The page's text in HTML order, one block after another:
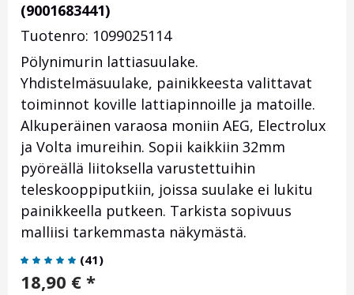
(9001683441)
Tuotenro: 1099025114
Pölynimurin lattiasuulake.
Yhdistelmäsuulake, painikkeesta valittavat
toiminnot koville lattiapinnoille ja matoille.
Alkuperäinen varaosa moniin AEG, Electrolux
ja Volta imureihin. Sopii kaikkiin 32mm
pyöreällä liitoksella varustettuihin
teleskooppiputkiin, joissa suulake ei lukitu
painikkeella putkeen. Tarkista sopivuus
malliisi tarkemmasta näkymästä.
(41)
18,90 € *